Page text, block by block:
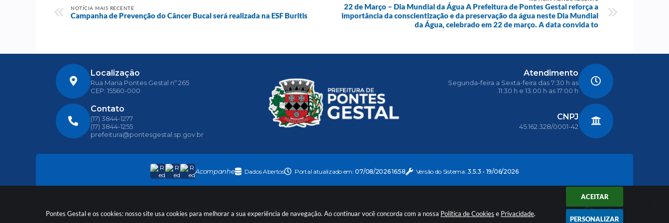
Pontes Gestal e os cookies: nosso site usa cookies para melhorar a sua experiência de navegação. Ao continuar você concorda com a nossa Política de Cookies e Privacidade.
ACEITAR
PERSONALIZAR
NOTÍCIA MAIS RECENTE
Campanha de Prevenção do Câncer Bucal será realizada na ESF Buritis
22 de Março – Dia Mundial da Água A Prefeitura de Pontes Gestal reforça a
importância da conscientização e da preservação da água neste Dia Mundial
da Água, celebrado em 22 de março. A data convida to
Localização
Rua Maria Pontes Gestal nº 265
CEP: 15560-000
Contato
(17) 3844-1277
(17) 3844-1255
prefeitura@pontesgestal.sp.gov.br
Atendimento
Segunda-feira a Sexta-feira das 7:30 h as
11:30 h e 13:00 h as 17:00 h.
CNPJ
45.162.328/0001-42
Versão do Sistema:3.5.3 - 19/06/2026
Portal atualizado em:07/08/2026 16:58
Dados Abertos
Acompanhe
© Copyright Instar - 2006-2026. Todos os direitos reservados -Instar Tecnologia